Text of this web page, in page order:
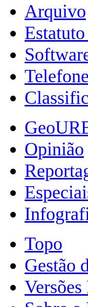
Arquivo
Opinião
Topo
Gestão